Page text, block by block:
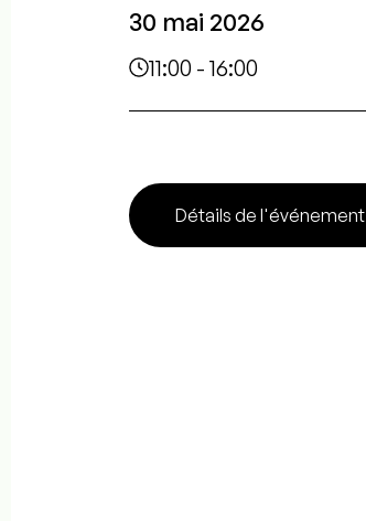
30 mai 2026
11:00 - 16:00
Détails de l'événement